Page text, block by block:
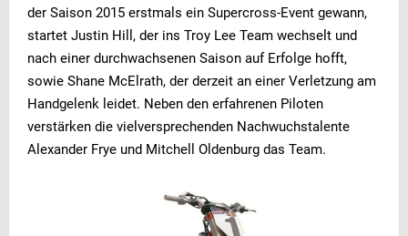
der Saison 2015 erstmals ein Supercross-Event gewann,
startet Justin Hill, der ins Troy Lee Team wechselt und
nach einer durchwachsenen Saison auf Erfolge hofft,
sowie Shane McElrath, der derzeit an einer Verletzung am
Handgelenk leidet. Neben den erfahrenen Piloten
verstärken die vielversprechenden Nachwuchstalente
Alexander Frye und Mitchell Oldenburg das Team.